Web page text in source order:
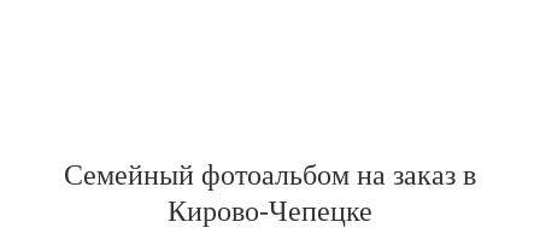
Семейный фотоальбом на заказ в
Кирово-Чепецке